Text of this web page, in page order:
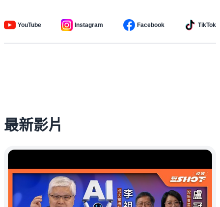
YouTube Instagram Facebook TikTok
最新影片